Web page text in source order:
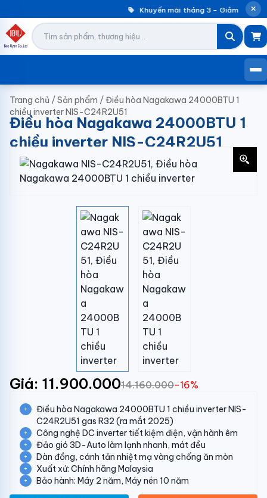
Khuyến mãi tháng 3 – Giảm đến
Trang chủ /Sản phẩm /Điều hòa Nagakawa 24000BTU 1
chiều inverter NIS-C24R2U51
Điều hòa Nagakawa 24000BTU 1
chiều inverter NIS-C24R2U51
Giá: 11.900.00014.160.000-16%
Điều hòa Nagakawa 24000BTU 1 chiều inverter NIS-
C24R2U51 gas R32 (ra mắt 2025)
Công nghệ DC inverter tiết kiệm điện, vận hành êm
Đảo gió 3D-Auto làm lạnh nhanh, mát đều
Dàn đồng, cánh tản nhiệt mạ vàng chống ăn mòn
Xuất xứ: Chính hãng Malaysia
Bảo hành: Máy 2 năm, Máy nén 10 năm